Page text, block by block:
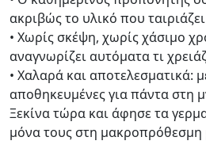
ακριβώς το υλικό που
• Χωρίς σκέψη, χωρίς χάσιμο
αναγνωρίζει αυτόματα τι
• Χαλαρά και αποτελεσματικά:
αποθηκευμένες για πάντα στη
Ξεκίνα τώρα και άφησε τα
μόνα τους στη